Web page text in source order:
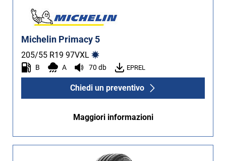
Michelin Primacy 5
205/55 R19 97VXL
B A 70 db EPREL
Chiedi un preventivo
Maggiori informazioni